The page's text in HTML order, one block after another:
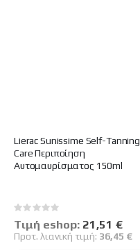
Lierac Sunissime Self-Tanning
Care Περιποίηση
Αυτομαυρίσματος 150ml
Rating:
0%
Tιμή eshop: Ειδική
Τιμή
21,51 €
Προτ. λιανική τιμή: 36,45 €